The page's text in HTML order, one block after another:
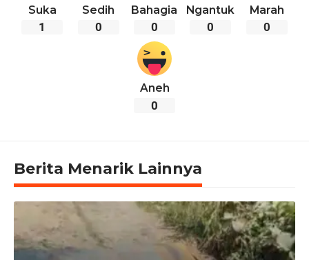
Suka
1
Sedih
0
Bahagia
0
Ngantuk
0
Marah
0
Aneh
0
Berita Menarik Lainnya